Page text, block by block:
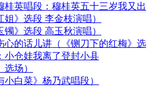
桂英唱段：穆桂英五十三岁我又出
》选段 李金枝演唱）
》选段 高玉秋演唱）
心的话儿讲（《铡刀下的红梅》选
小仓娃我离了登封小县
场）
白菜》杨乃武唱段）